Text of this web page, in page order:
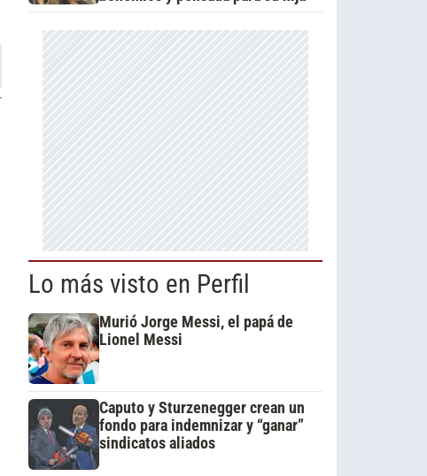
Lo más visto en Perfil
Murió Jorge Messi, el papá de
Lionel Messi
Caputo y Sturzenegger crean un
fondo para indemnizar y “ganar”
sindicatos aliados